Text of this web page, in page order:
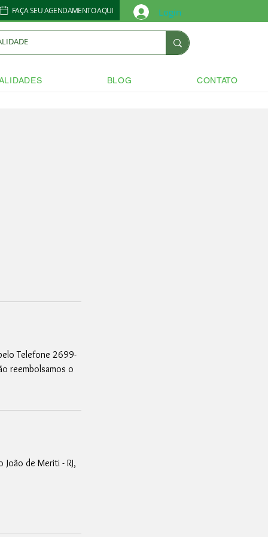
FAÇA SEU AGENDAMENTO AQUI Login
BLOG CONTATO
Telefone 2699-
reembolsamos o
de Meriti - RJ,